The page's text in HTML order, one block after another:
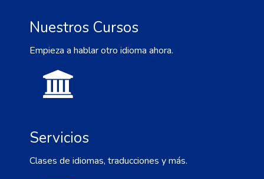
Nuestros Cursos
Empieza a hablar otro idioma ahora.
Servicios
Clases de idiomas, traducciones y más.